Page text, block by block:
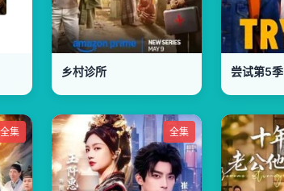
乡村诊所 尝试第5季
全集 全集